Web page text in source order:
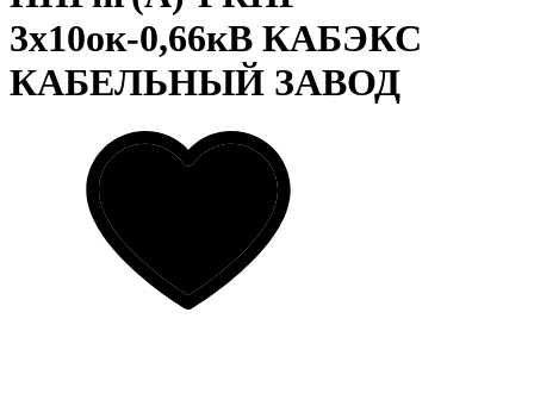
3х10ок-0,66кВ КАБЭКС
КАБЕЛЬНЫЙ ЗАВОД